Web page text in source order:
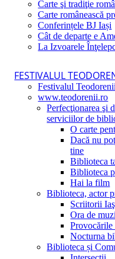
Carte şi tradiţie
Carte românească
Conferințele BJ Iași
Cât de departe e
La Izvoarele
FESTIVALUL
Festivalul Teodorenii
www.teodorenii.ro
Perfecţionarea şi
serviciilor de
O carte
Dacă nu
tine
Biblioteca
Biblioteca
Hai la film
Biblioteca, actor
Scriitorii
Ora de
Nocturna
Biblioteca și